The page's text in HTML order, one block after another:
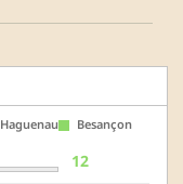
Haguenau Besançon
12